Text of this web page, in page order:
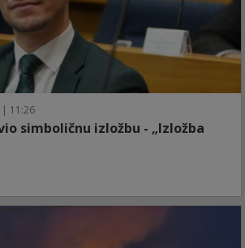
| 11:26
simboličnu izložbu - „Izložba